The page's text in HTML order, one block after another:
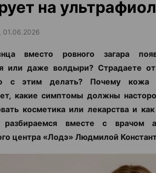
на
01.06.2026
вместо ровного загара
или даже волдыри? Страдаете
с этим делать? Почему кожа
какие симптомы должны
косметика или лекарства и
вместе с врачом
центра «Лодэ» Людмилой